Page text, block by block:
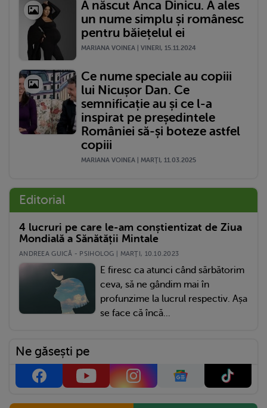
A născut Anca Dinicu. A ales
un nume simplu și românesc
pentru băiețelul ei
MARIANA VOINEA | VINERI, 15.11.2024
Ce nume speciale au copiii
lui Nicușor Dan. Ce
semnificație au și ce l-a
inspirat pe președintele
României să-și boteze astfel
copiii
MARIANA VOINEA | MARŢI, 11.03.2025
Editorial
4 lucruri pe care le-am conștientizat de Ziua
Mondială a Sănătății Mintale
ANDREEA GUICĂ - PSIHOLOG | MARŢI, 10.10.2023
E firesc ca atunci când sărbătorim
ceva, să ne gândim mai în
profunzime la lucrul respectiv. Așa
se face că încă...
Ne găsești pe